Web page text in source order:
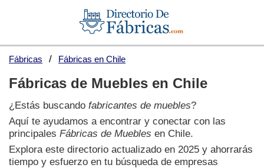
Fábricas Fábricas en Chile
Fábricas de Muebles en Chile
¿Estás buscando fabricantes de muebles?
Aquí te ayudamos a encontrar y conectar con las
principales Fábricas de Muebles en Chile.
Explora este directorio actualizado en 2025 y ahorrarás
tiempo y esfuerzo en tu búsqueda de empresas